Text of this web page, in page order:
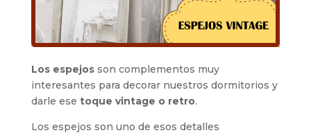
Los espejosson complementos muy
interesantes para decorar nuestros dormitorios y
darle ese toque vintage o retro.
Los espejos son uno de esos detalles